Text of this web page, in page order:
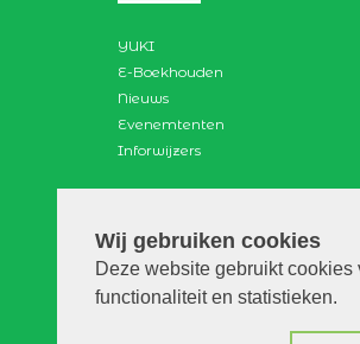
Wij gebruiken cookies
Deze website gebruikt cookies
functionaliteit en statistieken.
YUKI
E-Boekhouden
Nieuws
Evenemtenten
Inforwijzers
Search